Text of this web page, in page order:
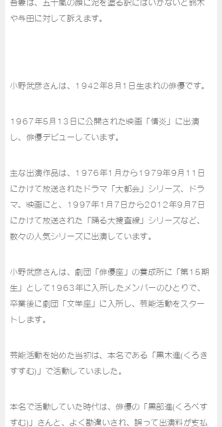
吾妻は、五十嵐の顔に泥を塗る訳にはいかないと鈴木
や与田に対して訴えます。
小野武彦さんは、1942年8月1日生まれの俳優です。
1967年5月13日に公開された映画「情炎」に出演
し、俳優デビューしています。
主な出演作品は、1976年1月から1979年9月11日
にかけて放送されたドラマ「大都会」シリーズ、ドラ
マ、映画にと、1997年1月7日から2012年9月7日
にかけて放送された「踊る大捜査線」シリーズなど、
数々の人気シリーズに出演しています。
小野武彦さんは、劇団「俳優座」の養成所に「第15期
生」として1963年に入所したメンバーのひとりで、
卒業後に劇団「文学座」に入所し、芸能活動をスター
トします。
芸能活動を始めた当初は、本名である「黒木進(くろき
すすむ)」で活動していました。
本名で活動していた時代は、俳優の「黒部進(くろべす
すむ)」さんと、よく勘違いされ、誤って出演料が支払